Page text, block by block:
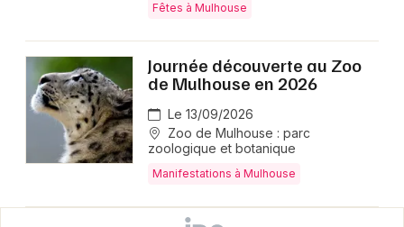
Fêtes à Mulhouse
Journée découverte au Zoo
de Mulhouse en 2026
Le 13/09/2026
Zoo de Mulhouse : parc
zoologique et botanique
Manifestations à Mulhouse